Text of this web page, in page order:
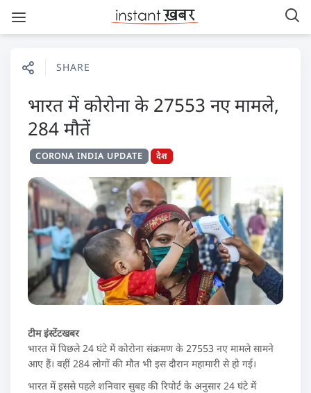
SHARE
भारत में कोरोना के 27553 नए मामले,
284 मौतें
CORONA INDIA UPDATE देश
टीम इंस्टेंटखबर
भारत में पिछले 24 घंटे में कोरोना संक्रमण के 27553 नए मामले सामने
आए हैं। वहीं 284 लोगों की मौत भी इस दौरान महामारी से हो गई।
भारत में इससे पहले शनिवार सुबह की रिपोर्ट के अनुसार 24 घंटे में